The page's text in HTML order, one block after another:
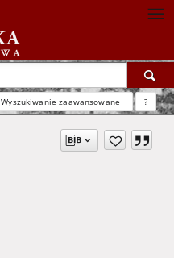
Wyszukiwanie zaawansowane ?